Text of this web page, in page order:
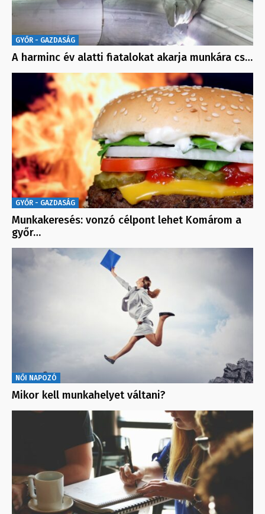
GYŐR - GAZDASÁG
A harminc év alatti fiatalokat akarja munkára cs…
GYŐR - GAZDASÁG
Munkakeresés: vonzó célpont lehet Komárom a
győr…
NŐI NAPOZÓ
Mikor kell munkahelyet váltani?